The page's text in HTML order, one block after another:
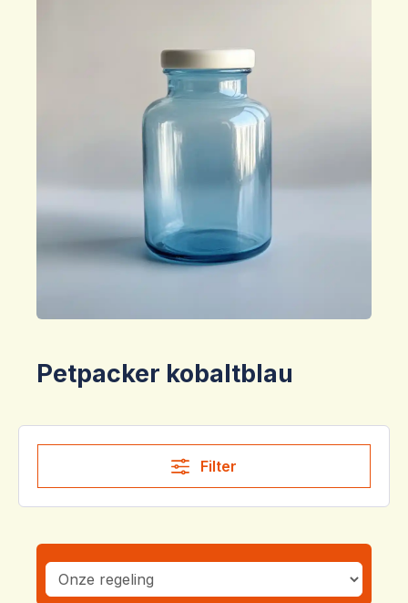
Petpacker kobaltblau
Filter